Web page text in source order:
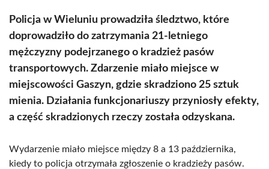
Policja w Wieluniu prowadziła śledztwo, które
doprowadziło do zatrzymania 21-letniego
mężczyzny podejrzanego o kradzież pasów
transportowych. Zdarzenie miało miejsce w
miejscowości Gaszyn, gdzie skradziono 25 sztuk
mienia. Działania funkcjonariuszy przyniosły efekty,
a część skradzionych rzeczy została odzyskana.
Wydarzenie miało miejsce między 8 a 13 października,
kiedy to policja otrzymała zgłoszenie o kradzieży pasów.